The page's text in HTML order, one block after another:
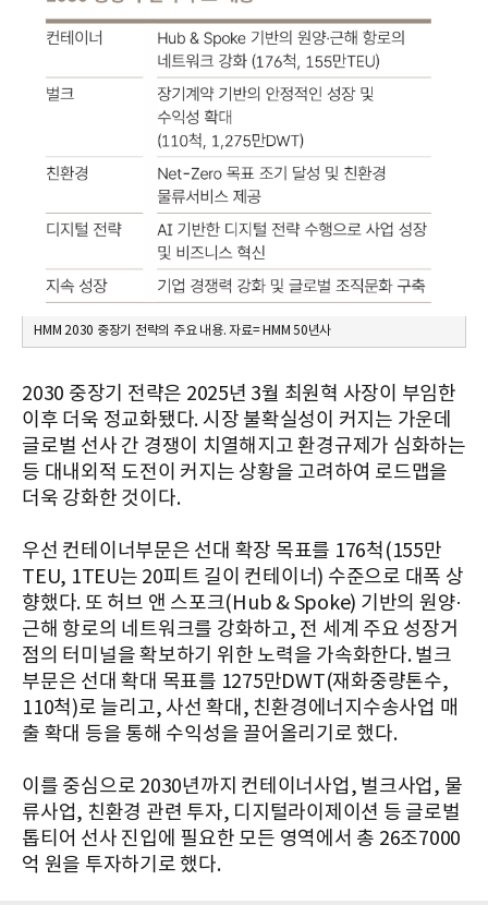
HMM 2030 중장기 전략의 주요 내용. 자료= HMM 50년사
2030 중장기 전략은 2025년 3월 최원혁 사장이 부임한
이후 더욱 정교화됐다. 시장 불확실성이 커지는 가운데
글로벌 선사 간 경쟁이 치열해지고 환경규제가 심화하는
등 대내외적 도전이 커지는 상황을 고려하여 로드맵을
더욱 강화한 것이다.
우선 컨테이너부문은 선대 확장 목표를 176척(155만
TEU, 1TEU는 20피트 길이 컨테이너) 수준으로 대폭 상
향했다. 또 허브 앤 스포크(Hub & Spoke) 기반의 원양·
근해 항로의 네트워크를 강화하고, 전 세계 주요 성장거
점의 터미널을 확보하기 위한 노력을 가속화한다. 벌크
부문은 선대 확대 목표를 1275만DWT(재화중량톤수,
110척)로 늘리고, 사선 확대, 친환경에너지수송사업 매
출 확대 등을 통해 수익성을 끌어올리기로 했다.
이를 중심으로 2030년까지 컨테이너사업, 벌크사업, 물
류사업, 친환경 관련 투자, 디지털라이제이션 등 글로벌
톱티어 선사 진입에 필요한 모든 영역에서 총 26조7000
억 원을 투자하기로 했다.